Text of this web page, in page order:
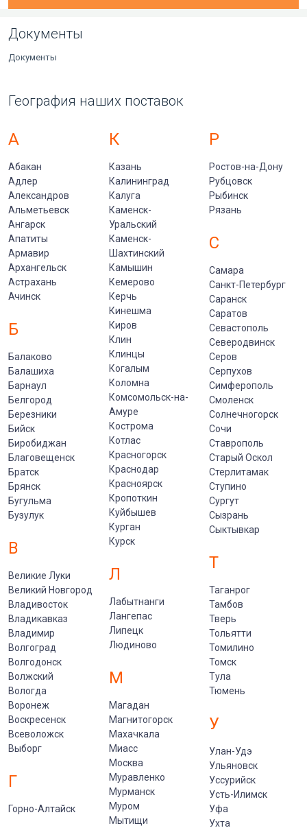
Документы
Документы
География наших поставок
А
Абакан
Адлер
Александров
Альметьевск
Ангарск
Апатиты
Армавир
Архангельск
Астрахань
Ачинск
Б
Балаково
Балашиха
Барнаул
Белгород
Березники
Бийск
Биробиджан
Благовещенск
Братск
Брянск
Бугульма
Бузулук
В
Великие Луки
Великий Новгород
Владивосток
Владикавказ
Владимир
Волгоград
Волгодонск
Волжский
Вологда
Воронеж
Воскресенск
Всеволожск
Выборг
Г
Горно-Алтайск
К
Казань
Калининград
Калуга
Каменск-
Уральский
Каменск-
Шахтинский
Камышин
Кемерово
Керчь
Кинешма
Киров
Клин
Клинцы
Когалым
Коломна
Комсомольск-на-
Амуре
Кострома
Котлас
Красногорск
Краснодар
Красноярск
Кропоткин
Куйбышев
Курган
Курск
Л
Лабытнанги
Лангепас
Липецк
Людиново
М
Магадан
Магнитогорск
Махачкала
Миасс
Москва
Муравленко
Мурманск
Муром
Мытищи
Р
Ростов-на-Дону
Рубцовск
Рыбинск
Рязань
С
Самара
Санкт-Петербург
Саранск
Саратов
Севастополь
Северодвинск
Серов
Серпухов
Симферополь
Смоленск
Солнечногорск
Сочи
Ставрополь
Старый Оскол
Стерлитамак
Ступино
Сургут
Сызрань
Сыктывкар
Т
Таганрог
Тамбов
Тверь
Тольятти
Томилино
Томск
Тула
Тюмень
У
Улан-Удэ
Ульяновск
Уссурийск
Усть-Илимск
Уфа
Ухта